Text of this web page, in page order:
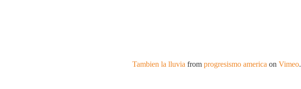
Tambien la lluvia from progresismo america on Vimeo.